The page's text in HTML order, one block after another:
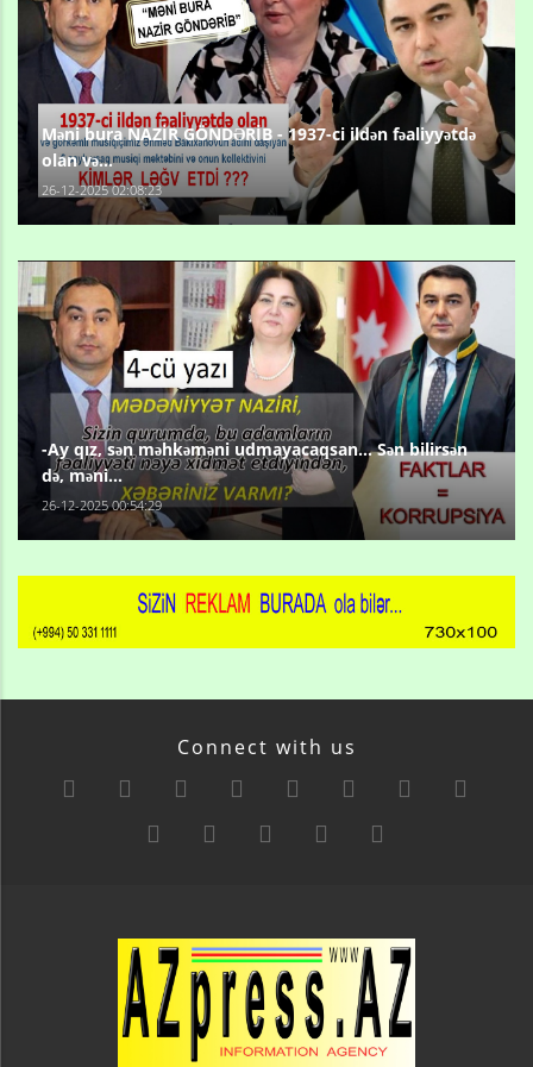
Məni bura NAZİR GÖNDƏRİB - 1937-ci ildən fəaliyyətdə
olan və...
26-12-2025 02:08:23
-Ay qız, sən məhkəməni udmayacaqsan... Sən bilirsən
də, məni...
26-12-2025 00:54:29
Connect with us